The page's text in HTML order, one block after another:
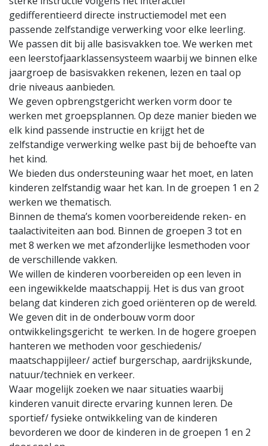
gedifferentieerd directe instructiemodel met een
passende zelfstandige verwerking voor elke leerling.
We passen dit bij alle basisvakken toe. We werken met
een leerstofjaarklassensysteem waarbij we binnen elke
jaargroep de basisvakken rekenen, lezen en taal op
drie niveaus aanbieden.
We geven opbrengstgericht werken vorm door te
werken met groepsplannen. Op deze manier bieden we
elk kind passende instructie en krijgt het de
zelfstandige verwerking welke past bij de behoefte van
het kind.
We bieden dus ondersteuning waar het moet, en laten
kinderen zelfstandig waar het kan. In de groepen 1 en 2
werken we thematisch.
Binnen de thema’s komen voorbereidende reken- en
taalactiviteiten aan bod. Binnen de groepen 3 tot en
met 8 werken we met afzonderlijke lesmethoden voor
de verschillende vakken.
We willen de kinderen voorbereiden op een leven in
een ingewikkelde maatschappij. Het is dus van groot
belang dat kinderen zich goed oriënteren op de wereld.
We geven dit in de onderbouw vorm door
ontwikkelingsgericht te werken. In de hogere groepen
hanteren we methoden voor geschiedenis/
maatschappijleer/ actief burgerschap, aardrijkskunde,
natuur/techniek en verkeer.
Waar mogelijk zoeken we naar situaties waarbij
kinderen vanuit directe ervaring kunnen leren. De
sportief/ fysieke ontwikkeling van de kinderen
bevorderen we door de kinderen in de groepen 1 en 2